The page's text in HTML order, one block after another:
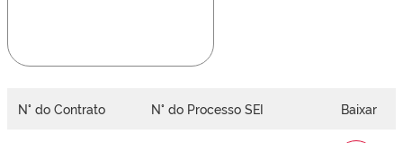
N° do Contrato N° do Processo SEI Baixar